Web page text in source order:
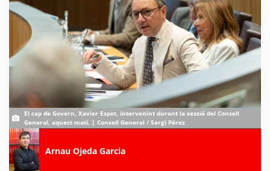
El cap de Govern, Xavier Espot, intervenint durant la sessió del Consell
General, aquest matí. | Consell General / Sergi Pérez
Arnau Ojeda Garcia